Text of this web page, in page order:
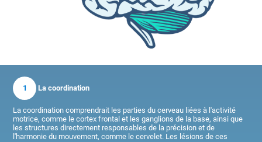
1 La coordination
La coordination comprendrait les parties du cerveau liées à l'activité
motrice, comme le cortex frontal et les ganglions de la base, ainsi que
les structures directement responsables de la précision et de
l'harmonie du mouvement, comme le cervelet. Les lésions de ces